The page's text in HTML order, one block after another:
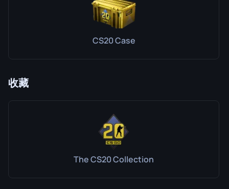
CS20 Case
收藏
The CS20 Collection